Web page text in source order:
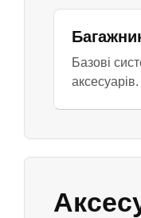
Базові
аксесуарів.